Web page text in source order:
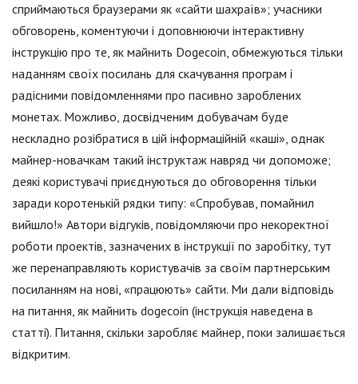
сприймаються браузерами як «сайти шахраїв»; учасники
обговорень, коментуючи і доповнюючи інтерактивну
інструкцію про те, як майнить Dogecoin, обмежуються тільки
наданням своїх посилань для скачування програм і
радісними повідомленнями про пасивно зароблених
монетах. Можливо, досвідченим добувачам буде
нескладно розібратися в цій інформаційній «каші», однак
майнер-новачкам такий інструктаж навряд чи допоможе;
деякі користувачі приєднуються до обговорення тільки
заради коротенькій рядки типу: «Спробував, помайнил
вийшло!» Автори відгуків, повідомляючи про некоректної
роботи проектів, зазначених в інструкції по заробітку, тут
же перенаправляють користувачів за своїм партнерським
посиланням на нові, «працюють» сайти. Ми дали відповідь
на питання, як майнить dogecoin (інструкція наведена в
статті). Питання, скільки заробляє майнер, поки залишається
відкритим.